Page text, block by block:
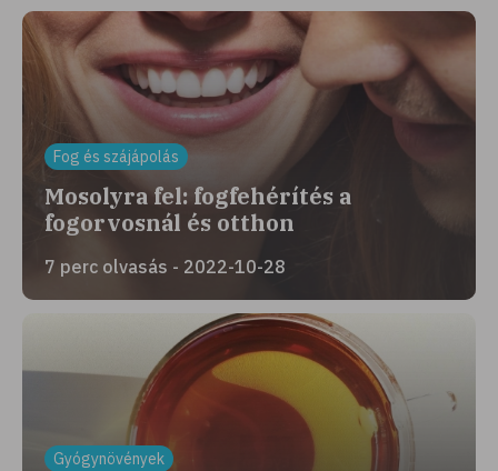
Fog és szájápolás
Mosolyra fel: fogfehérítés a
fogorvosnál és otthon
7 perc olvasás - 2022-10-28
Gyógynövények